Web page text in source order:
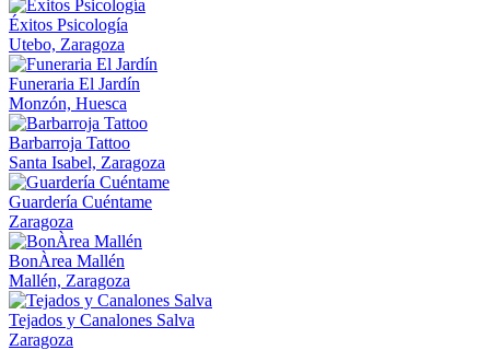
Éxitos Psicología
Utebo, Zaragoza
Funeraria El Jardín
Monzón, Huesca
Barbarroja Tattoo
Santa Isabel, Zaragoza
Guardería Cuéntame
Zaragoza
BonÀrea Mallén
Mallén, Zaragoza
Tejados y Canalones Salva
Zaragoza